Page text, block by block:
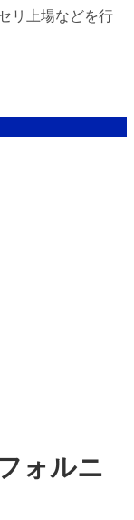
リ上場などを行
ォルニ